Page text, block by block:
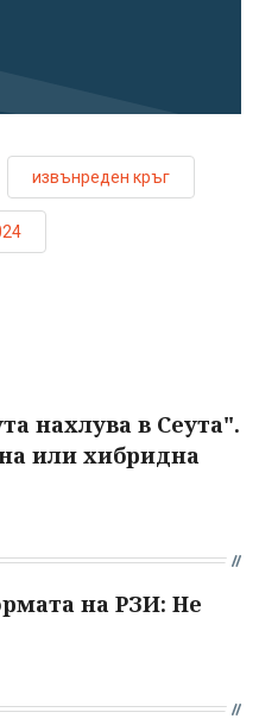
извънреден кръг
нахлува в Сеута".
или хибридна
на РЗИ: Не